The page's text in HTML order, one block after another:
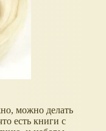
можно делать
есть книги с